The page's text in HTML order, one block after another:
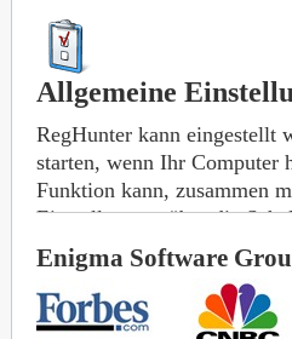
indem sie in einen früheren
können die Registry
Ihr Feedback über das
dem Team dabei zu helfen,
Allgemeine
RegHunter kann eingestellt
starten, wenn Ihr Computer
Funktion kann, zusammen
Einstellungen, über die
Einstellungen zugegriffen
Automatisch nach
RegHunter kann eingestellt
Enigma Software